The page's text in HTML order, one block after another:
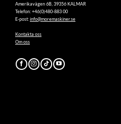
Amerikavägen 6B, 39356 KALMAR
Telefon: +46(0)480-883 00
E-post:info@moremaskiner.se
Kontakta oss
Om oss